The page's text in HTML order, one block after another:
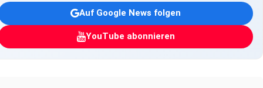
Auf Google News folgen
YouTube abonnieren